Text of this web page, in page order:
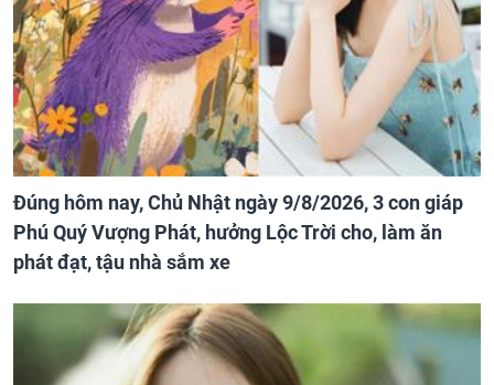
Đúng hôm nay, Chủ Nhật ngày 9/8/2026, 3 con giáp
Phú Quý Vượng Phát, hưởng Lộc Trời cho, làm ăn
phát đạt, tậu nhà sắm xe